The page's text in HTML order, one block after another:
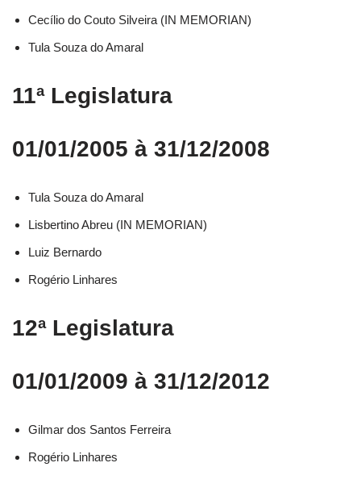
Cecílio do Couto Silveira (IN MEMORIAN)
Tula Souza do Amaral
11ª Legislatura
01/01/2005 à 31/12/2008
Tula Souza do Amaral
Lisbertino Abreu (IN MEMORIAN)
Luiz Bernardo
Rogério Linhares
12ª Legislatura
01/01/2009 à 31/12/2012
Gilmar dos Santos Ferreira
Rogério Linhares